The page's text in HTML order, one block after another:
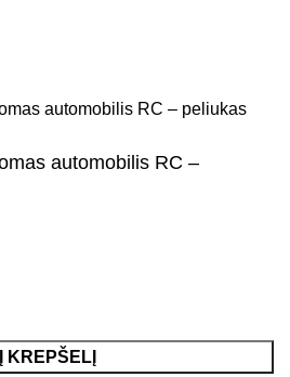
automobilis RC –
Į KREPŠELĮ